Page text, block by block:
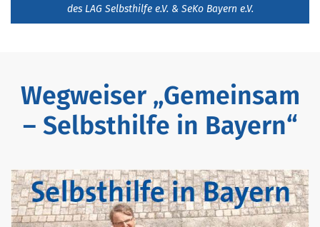
des LAG Selbsthilfe e.V. & SeKo Bayern e.V.
Wegweiser „Gemeinsam
– Selbsthilfe in Bayern“